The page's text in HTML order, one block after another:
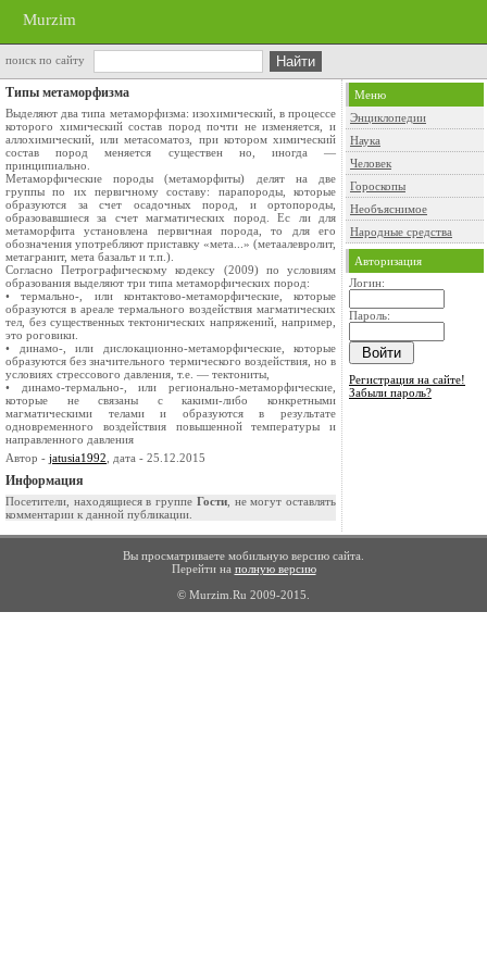
Murzim
поиск по сайту
Типы метаморфизма
Выделяют два типа метаморфизма: изохимический, в процессе
которо­го химический состав пород почти не изменяется, и
аллохимический, или метасоматоз, при котором химический
состав пород меняется существен­ но, иногда —
принципиально.
Метаморфические породы (метаморфиты) делят на две
группы по их первичному составу: парапороды, которые
образуются за счет осадочных пород, и ортопороды,
образовавшиеся за счет магматических пород. Ес­ ли для
метаморфита установлена первичная порода, то для его
обозначе­ния употребляют приставку «мета...» (метаалевролит,
метагранит, мета­ базальт и т.п.).
Согласно Петрографическому кодексу (2009) по условиям
образова­ния выделяют три типа метаморфических пород:
• термально-, или контактово-метаморфические, которые
обра­зуются в ареале термального воздействия магматических
тел, без существенных тектонических напряжений, например,
это роговики.
• динамо-, или дислокационно-метаморфические, которые
образу­ются без значительного термического воздействия, но в
усло­виях стрессового давления, т.е. — тектониты,
• динамо-термально-, или регионально-метаморфические,
кото­рые не связаны с какими-либо конкретными
магматическими телами и образуются в результате
одновременного воздействия повышенной температуры и
направленного давления
Автор - jatusia1992 , дата - 25.12.2015
Информация
Посетители, находящиеся в группе Гости, не могут оставлять
комментарии к данной публикации.
Меню
Энциклопедии
Наука
Человек
Гороскопы
Необъяснимое
Народные средства
Авторизация
Логин:
Пароль:
Регистрация на сайте!
Забыли пароль?
Вы просматриваете мобильную версию сайта.
Перейти на полную версию
© Murzim.Ru 2009-2015.